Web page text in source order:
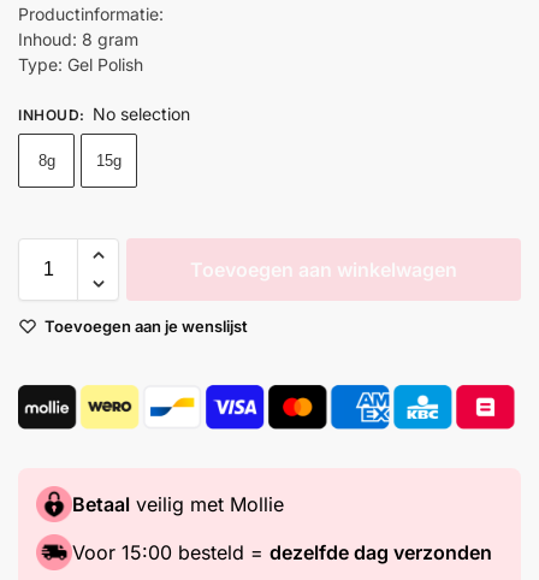
Productinformatie:
Inhoud: 8 gram
Type: Gel Polish
INHOUD: No selection
8g 15g
Toevoegen aan winkelwagen
Toevoegen aan je wenslijst
Betaal veilig met Mollie
Voor 15:00 besteld = dezelfde dag verzonden